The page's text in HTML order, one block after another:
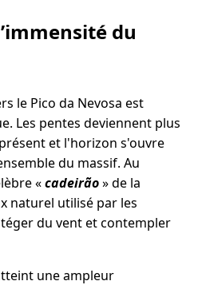
du
le Pico da Nevosa est
Les pentes deviennent plus
et l'horizon s'ouvre
du massif. Au
«cadeirão» de la
naturel utilisé par les
du vent et contempler
une ampleur